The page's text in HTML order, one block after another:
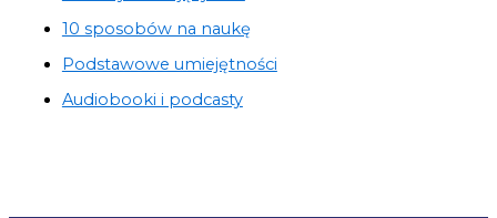
10 sposobów na naukę
Podstawowe umiejętności
Audiobooki i podcasty